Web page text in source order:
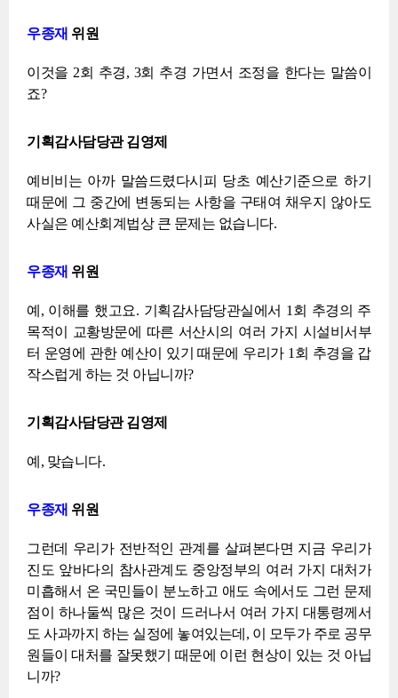
우종재 위원
이것을 2회 추경, 3회 추경 가면서 조정을 한다는 말씀이
죠?
기획감사담당관 김영제
예비비는 아까 말씀드렸다시피 당초 예산기준으로 하기
때문에 그 중간에 변동되는 사항을 구태여 채우지 않아도
사실은 예산회계법상 큰 문제는 없습니다.
우종재 위원
예, 이해를 했고요. 기획감사담당관실에서 1회 추경의 주
목적이 교황방문에 따른 서산시의 여러 가지 시설비서부
터 운영에 관한 예산이 있기 때문에 우리가 1회 추경을 갑
작스럽게 하는 것 아닙니까?
기획감사담당관 김영제
예, 맞습니다.
우종재 위원
그런데 우리가 전반적인 관계를 살펴본다면 지금 우리가
진도 앞바다의 참사관계도 중앙정부의 여러 가지 대처가
미흡해서 온 국민들이 분노하고 애도 속에서도 그런 문제
점이 하나둘씩 많은 것이 드러나서 여러 가지 대통령께서
도 사과까지 하는 실정에 놓여있는데, 이 모두가 주로 공무
원들이 대처를 잘못했기 때문에 이런 현상이 있는 것 아닙
니까?